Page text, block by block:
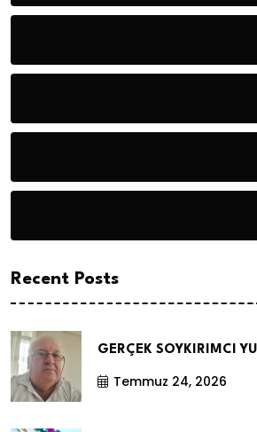
Recent Posts
GERÇEK SOYKIRIMCI
Temmuz 24, 2026